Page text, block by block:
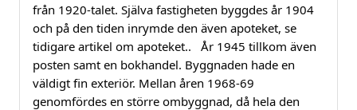
från 1920-talet. Själva fastigheten byggdes år 1904
och på den tiden inrymde den även apoteket, se
tidigare artikel om apoteket..   År 1945 tillkom även
posten samt en bokhandel. Byggnaden hade en
väldigt fin exteriör. Mellan åren 1968-69
genomfördes en större ombyggnad, då hela den